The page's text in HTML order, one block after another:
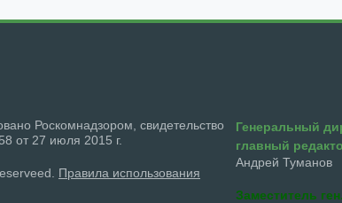
Роскомнадзором, свидетельство
от 27 июля 2015 г.
Правила использования
Генеральный
главный
Андрей Туманов
Заместитель